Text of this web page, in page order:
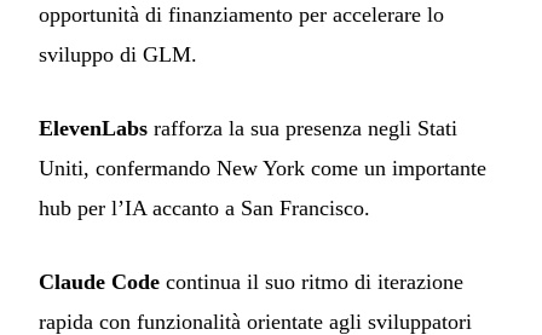
opportunità di finanziamento per accelerare lo
sviluppo di GLM.
ElevenLabs rafforza la sua presenza negli Stati
Uniti, confermando New York come un importante
hub per l’IA accanto a San Francisco.
Claude Code continua il suo ritmo di iterazione
rapida con funzionalità orientate agli sviluppatori